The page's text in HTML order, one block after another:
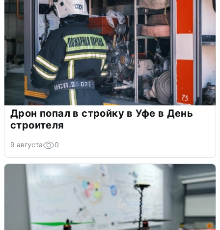
Дрон попал в стройку в Уфе в День
строителя
9 августа 0